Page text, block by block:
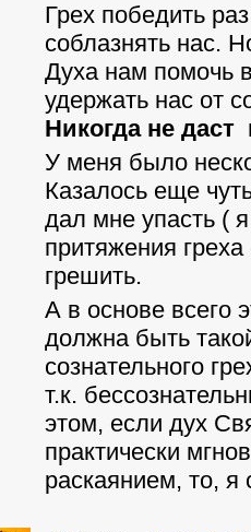
Грех победить
соблазнять нас.
Духа нам помочь
удержать нас от
Никогда не даст
У меня было
Казалось еще
дал мне упасть (
притяжения
грешить.
А в основе всего
должна быть
сознательного
т.к.
этом, если дух
практически
раскаянием, то,